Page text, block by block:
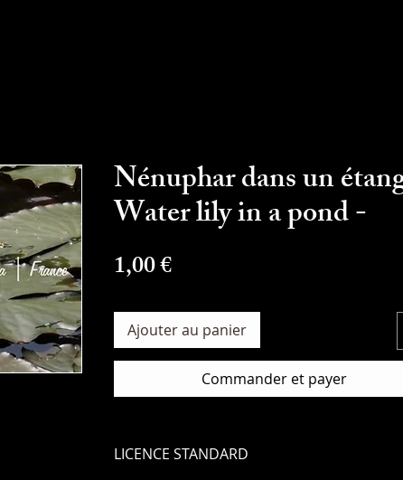
Nénuphar dans un
Water lily in a pond -
1,00 €Prix
Ajouter au panier
Commander et payer
LICENCE STANDARD